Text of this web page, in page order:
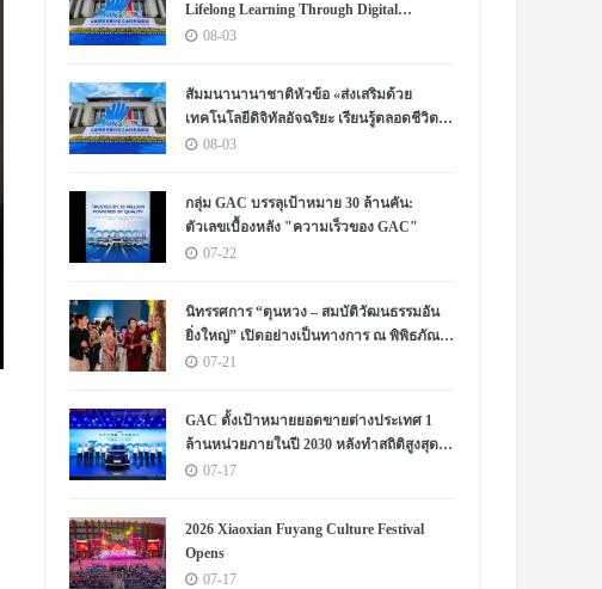
Lifelong Learning Through Digital
Intelligence – Building a New Ecosystem for
08-03
สัมมนานานาชาติหัวข้อ «ส่งเสริมด้วย
เทคโนโลยีดิจิทัลอัจฉริยะ เรียนรู้ตลอดชีวิต –
สร้างระบบนิเวศใหม่แห่งการเรียนรู้ตลอด
08-03
กลุ่ม GAC บรรลุเป้าหมาย 30 ล้านคัน:
ตัวเลขเบื้องหลัง "ความเร็วของ GAC"
07-22
นิทรรศการ “ตุนหวง – สมบัติวัฒนธรรมอัน
ยิ่งใหญ่” เปิดอย่างเป็นทางการ ณ พิพิธภัณฑ์
หูหนาน
07-21
GAC ตั้งเป้าหมายยอดขายต่างประเทศ 1
ล้านหน่วยภายในปี 2030 หลังทำสถิติสูงสุด
เป็นประวัติการณ์
07-17
2026 Xiaoxian Fuyang Culture Festival
Opens
07-17